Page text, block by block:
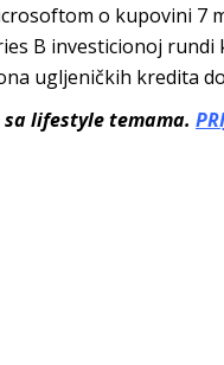
o kupovini 7
B investicionoj
ugljeničkih kredita
lifestyle temama.